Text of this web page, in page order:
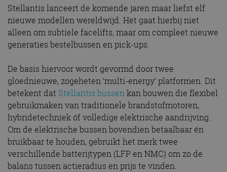
Stellantis lanceert de komende jaren maar liefst elf
nieuwe modellen wereldwijd. Het gaat hierbij niet
alleen om subtiele facelifts, maar om compleet nieuwe
generaties bestelbussen en pick-ups.
De basis hiervoor wordt gevormd door twee
gloednieuwe, zogeheten ‘multi-energy’ platformen. Dit
betekent dat Stellantis bussenkan bouwen die flexibel
gebruikmaken van traditionele brandstofmotoren,
hybridetechniek óf volledige elektrische aandrijving.
Om de elektrische bussen bovendien betaalbaar én
bruikbaar te houden, gebruikt het merk twee
verschillende batterijtypen (LFP en NMC) om zo de
balans tussen actieradius en prijs te vinden.